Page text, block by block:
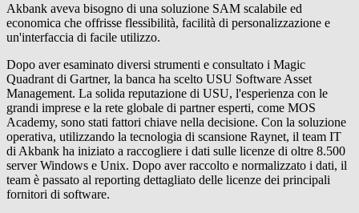
Akbank aveva bisogno di una soluzione SAM scalabile ed
economica che offrisse flessibilità, facilità di personalizzazione e
un'interfaccia di facile utilizzo.
Dopo aver esaminato diversi strumenti e consultato i Magic
Quadrant di Gartner, la banca ha scelto USU Software Asset
Management. La solida reputazione di USU, l'esperienza con le
grandi imprese e la rete globale di partner esperti, come MOS
Academy, sono stati fattori chiave nella decisione. Con la soluzione
operativa, utilizzando la tecnologia di scansione Raynet, il team IT
di Akbank ha iniziato a raccogliere i dati sulle licenze di oltre 8.500
server Windows e Unix. Dopo aver raccolto e normalizzato i dati, il
team è passato al reporting dettagliato delle licenze dei principali
fornitori di software.